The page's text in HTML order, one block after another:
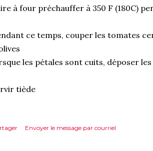
à four préchauffer à 350 F (180C)
ce temps, couper les tomates
les pétales sont cuits, déposer
tiède
Envoyer le message par courriel